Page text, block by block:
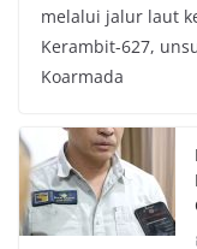
melalui jalur laut
Kerambit-627,
Koarmada